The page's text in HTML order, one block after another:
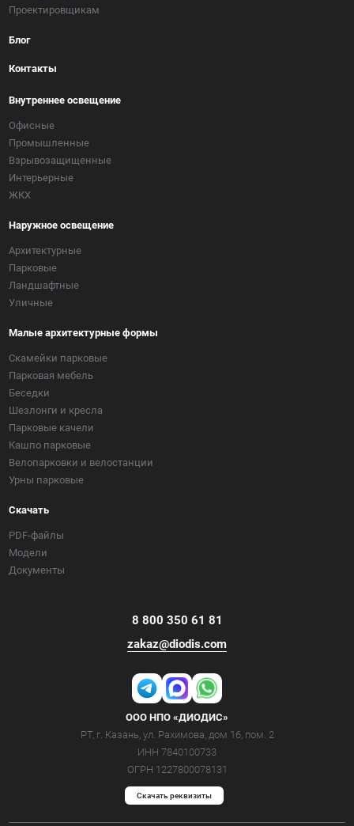
8 800 350 61 81
zakaz@diodis.com
ООО НПО «ДИОДИС»
РТ, г. Казань, ул. Рахимова, дом 16, пом. 2
ИНН 7840100733
ОГРН 1227800078131
Cкачать реквизиты
Проектировщикам
Блог
Контакты
Внутреннее освещение
Офисные
Промышленные
Взрывозащищенные
Интерьерные
ЖКХ
Наружное освещение
Архитектурные
Парковые
Ландшафтные
Уличные
Малые архитектурные формы
Скамейки парковые
Парковая мебель
Беседки
Шезлонги и кресла
Парковые качели
Кашпо парковые
Велопарковки и велостанции
Урны парковые
Скачать
PDF-файлы
Модели
Документы